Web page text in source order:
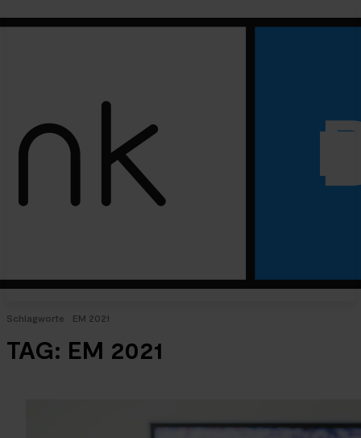
Schlagworte EM 2021
TAG: EM 2021